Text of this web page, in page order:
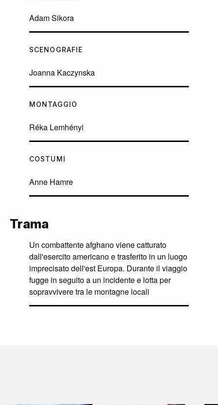
Adam Sikora
SCENOGRAFIE
Joanna Kaczynska
MONTAGGIO
Réka Lemhényi
COSTUMI
Anne Hamre
Trama
Un combattente afghano viene catturato
dall'esercito americano e trasferito in un luogo
imprecisato dell'est Europa. Durante il viaggio
fugge in seguito a un incidente e lotta per
sopravvivere tra le montagne locali